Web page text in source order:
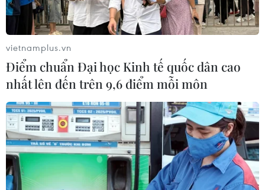
TIN CÙNG CHUYÊN MỤC
Hàn Quốc và Đài Loan lần đầu tiên
vượt Nhật Bản về kim ngạch xuất
khẩu
vietnamplus.vn
Điểm chuẩn Đại học Kinh tế quốc dân cao
nhất lên đến trên 9,6 điểm mỗi môn